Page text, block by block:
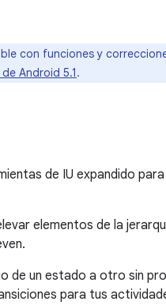
con funciones y
Android 5.1.
de IU expandido
elementos de la
de un estado a otro sin
para tus